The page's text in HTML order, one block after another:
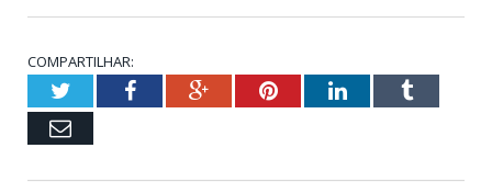
COMPARTILHAR:
TwitterFacebookGoogle+PinterestLinkedInTumblr
Email